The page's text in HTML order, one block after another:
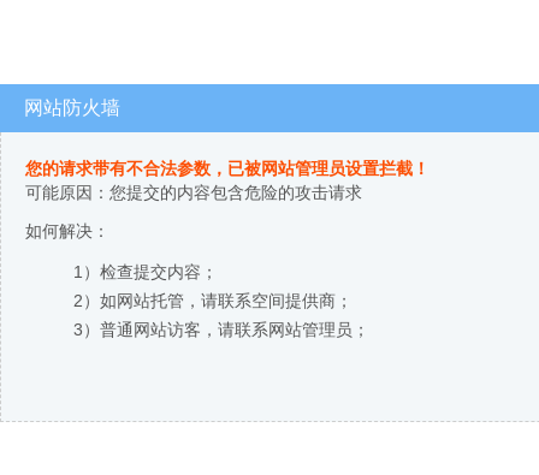
网站防火墙
您的请求带有不合法参数，已被网站管理员设置拦截！
可能原因：您提交的内容包含危险的攻击请求
如何解决：
1）检查提交内容；
2）如网站托管，请联系空间提供商；
3）普通网站访客，请联系网站管理员；